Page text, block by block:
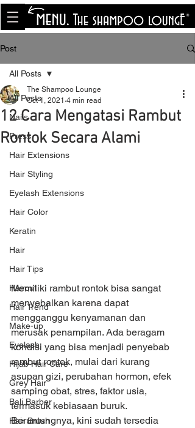
<meta name="p:domain_verify"
content="8cfe0bf166a35f014a18d7a345e30fa0"/>
Post
All Posts
Nails
Press
Hair Extensions
Hair Styling
Eyelash Extensions
Hair Color
Keratin
Hair
Hair Tips
Haircut
Hair Trend
Make-up
Eyelash
Hijab Hair Care
Grey Hair
Bali Barber
Hair Brush
All Posts
12 Cara Mengatasi Rambut
Rontok Secara Alami
The Shampoo Lounge
Oct 1, 2021 4 min read
Memiliki rambut rontok bisa sangat
menyebalkan karena dapat
mengganggu kenyamanan dan
merusak penampilan. Ada beragam
kondisi yang bisa menjadi penyebab
rambut rontok, mulai dari kurang
asupan gizi, perubahan hormon, efek
samping obat, stres, faktor usia,
termasuk kebiasaan buruk.
Beruntungnya, kini sudah tersedia